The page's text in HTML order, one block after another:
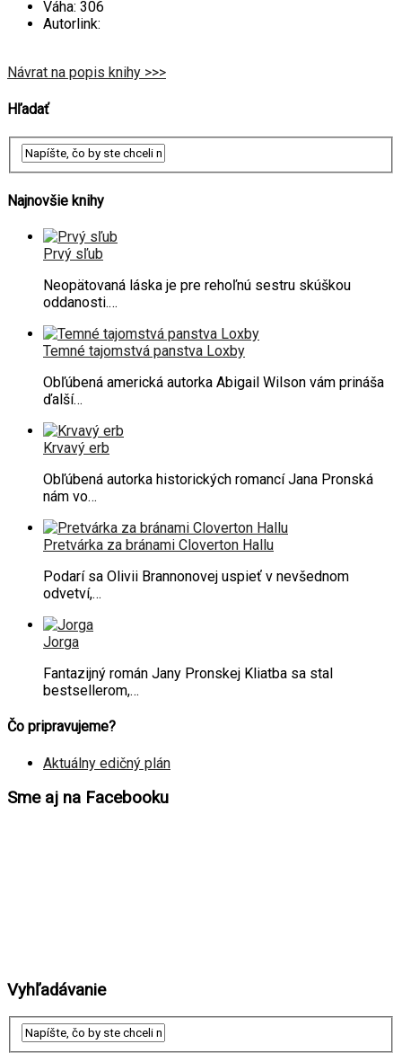
Váha: 306
Autorlink:
Návrat na popis knihy >>>
Hľadať
Najnovšie knihy
Prvý sľub
Neopätovaná láska je pre rehoľnú sestru skúškou
oddanosti.…
Temné tajomstvá panstva Loxby
Obľúbená americká autorka Abigail Wilson vám prináša
ďalší…
Krvavý erb
Obľúbená autorka historických romancí Jana Pronská
nám vo…
Pretvárka za bránami Cloverton Hallu
Podarí sa Olivii Brannonovej uspieť v nevšednom
odvetví,…
Jorga
Fantazijný román Jany Pronskej Kliatba sa stal
bestsellerom,…
Čo pripravujeme?
Aktuálny edičný plán
Sme aj na Facebooku
Vyhľadávanie